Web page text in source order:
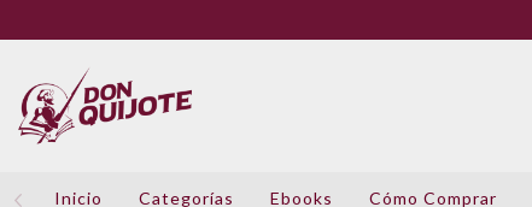
Inicio Categorías Ebooks Cómo Comprar